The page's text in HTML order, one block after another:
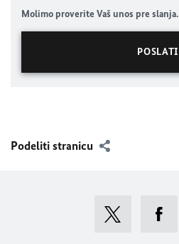
Molimo proverite Vaš unos pre slanja.
Podeliti stranicu